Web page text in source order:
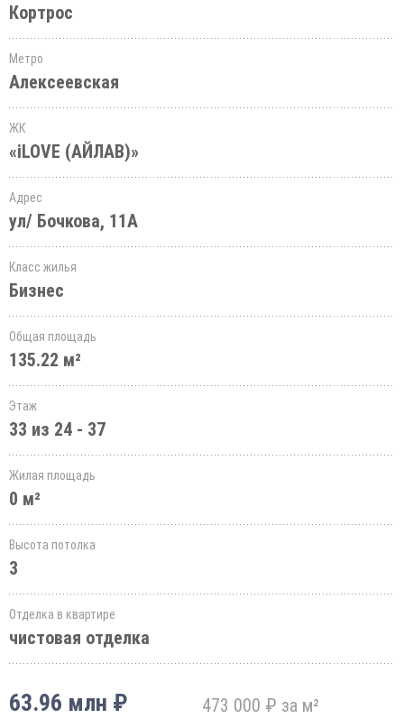
Кортрос
Метро
Алексеевская
ЖК
«iLOVE (АЙЛАВ)»
Адрес
ул/ Бочкова, 11А
Класс жилья
Бизнес
Общая площадь
135.22 м²
Этаж
33 из 24 - 37
Жилая площадь
0 м²
Высота потолка
3
Отделка в квартире
чистовая отделка
63.96 млн ₽ 473 000 ₽ за м²